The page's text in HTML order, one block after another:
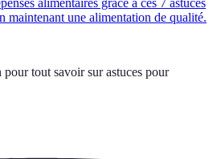
alimentaires grâce à ces 7 astuces
maintenant une alimentation de qualité.
pour tout savoir sur astuces pour